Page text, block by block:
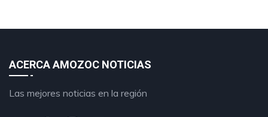
ACERCA AMOZOC NOTICIAS
Las mejores noticias en la región